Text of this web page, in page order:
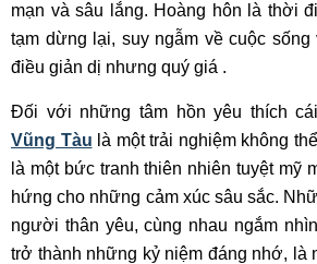
mạn và sâu lắng. Hoàng hôn là thời
tạm dừng lại, suy ngẫm về cuộc
điều giản dị nhưng quý giá .
Đối với những tâm hồn yêu thích
Vũng Tàu là một trải nghiệm không
là một bức tranh thiên nhiên tuyệt mỹ
hứng cho những cảm xúc sâu sắc.
người thân yêu, cùng nhau ngắm
trở thành những kỷ niệm đáng nhớ, là